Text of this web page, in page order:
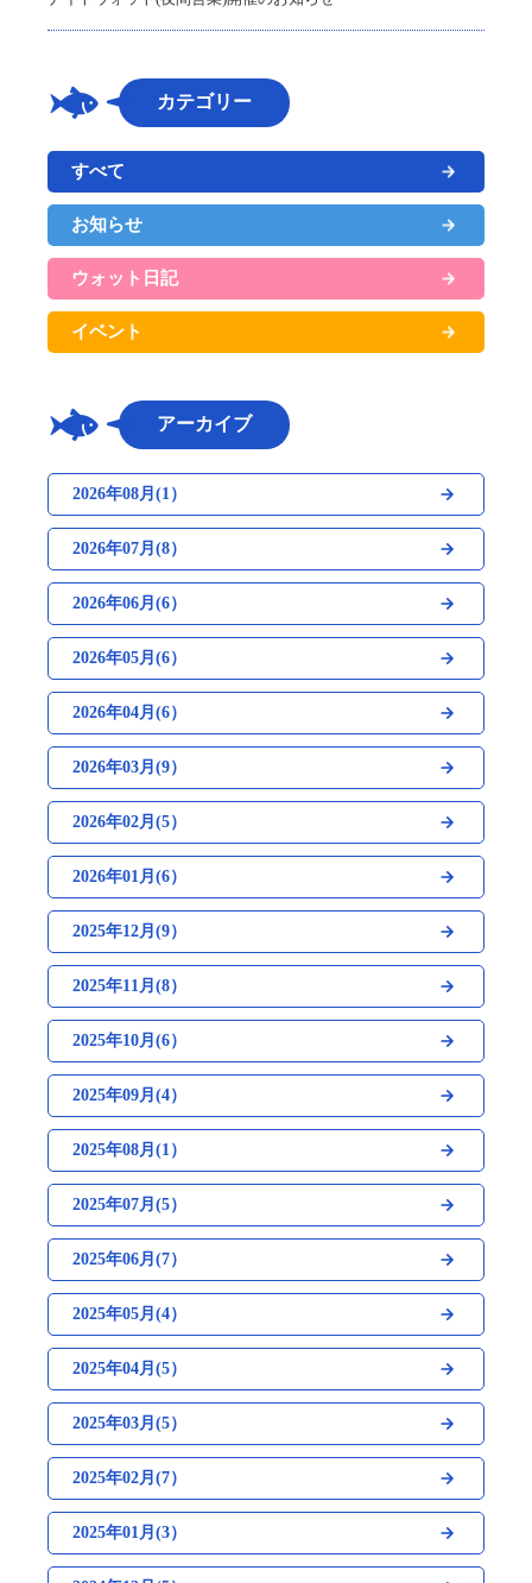
カテゴリー
すべて
お知らせ
ウォット日記
イベント
アーカイブ
2026年08月(1）
2026年07月(8）
2026年06月(6）
2026年05月(6）
2026年04月(6）
2026年03月(9）
2026年02月(5）
2026年01月(6）
2025年12月(9）
2025年11月(8）
2025年10月(6）
2025年09月(4）
2025年08月(1）
2025年07月(5）
2025年06月(7）
2025年05月(4）
2025年04月(5）
2025年03月(5）
2025年02月(7）
2025年01月(3）